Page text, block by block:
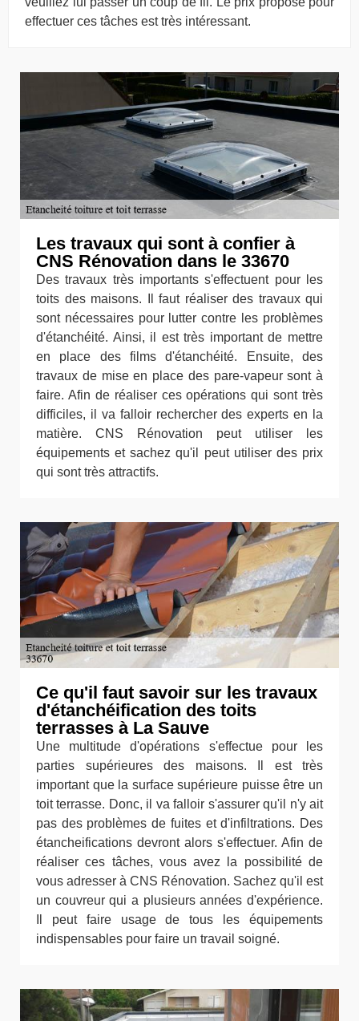
effectuer ces tâches est très intéressant.
Les travaux qui sont à confier à
CNS Rénovation dans le 33670
Des travaux très importants s'effectuent pour les
toits des maisons. Il faut réaliser des travaux qui
sont nécessaires pour lutter contre les problèmes
d'étanchéité. Ainsi, il est très important de mettre
en place des films d'étanchéité. Ensuite, des
travaux de mise en place des pare-vapeur sont à
faire. Afin de réaliser ces opérations qui sont très
difficiles, il va falloir rechercher des experts en la
matière. CNS Rénovation peut utiliser les
équipements et sachez qu'il peut utiliser des prix
qui sont très attractifs.
Ce qu'il faut savoir sur les travaux
d'étanchéification des toits
terrasses à La Sauve
Une multitude d'opérations s'effectue pour les
parties supérieures des maisons. Il est très
important que la surface supérieure puisse être un
toit terrasse. Donc, il va falloir s'assurer qu'il n'y ait
pas des problèmes de fuites et d'infiltrations. Des
étancheifications devront alors s'effectuer. Afin de
réaliser ces tâches, vous avez la possibilité de
vous adresser à CNS Rénovation. Sachez qu'il est
un couvreur qui a plusieurs années d'expérience.
Il peut faire usage de tous les équipements
indispensables pour faire un travail soigné.